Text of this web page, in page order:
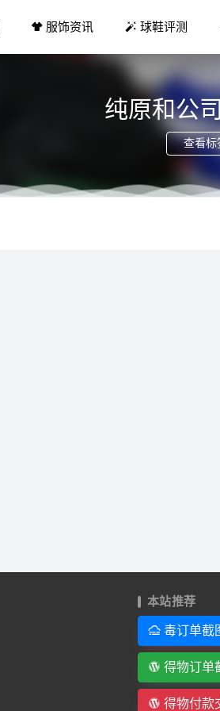
服饰资讯 球鞋评测
纯原和公
查看标
本站推荐
毒订单截
得物订单
得物付款